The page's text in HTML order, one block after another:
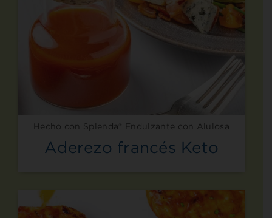
Hecho con Splenda® Endulzante con Alulosa
Aderezo francés Keto